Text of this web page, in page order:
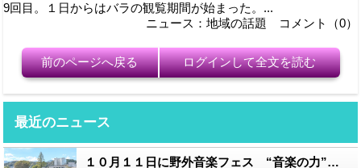
9回目。１日からはバラの観覧期間が始まった。...
ニュース：地域の話題 コメント（0）
前のページへ戻る ログインして全文を読む
最近のニュース
１０月１１日に野外音楽フェス “音楽の力”で被災地支援